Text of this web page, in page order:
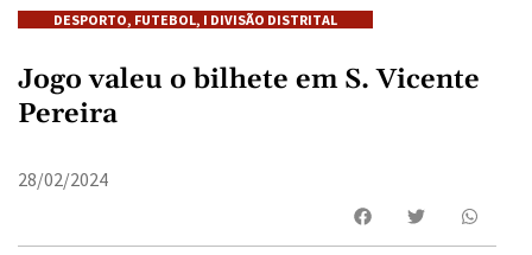
DESPORTO, FUTEBOL, I DIVISÃO DISTRITAL
Jogo valeu o bilhete em S. Vicente
Pereira
28/02/2024